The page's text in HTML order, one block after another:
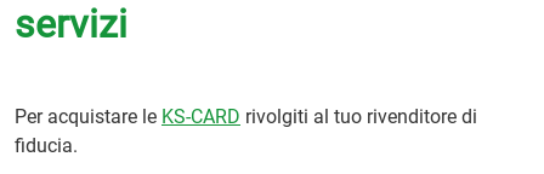
servizi
Per acquistare le KS-CARD rivolgiti al tuo rivenditore di
fiducia.